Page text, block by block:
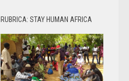
RUBRICA: STAY HUMAN AFRICA